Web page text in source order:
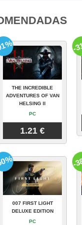
THE INCREDIBLE
ADVENTURES OF VAN
HELSING II
PC
1.21 €
-
007 FIRST LIGHT
DELUXE EDITION
PC
-